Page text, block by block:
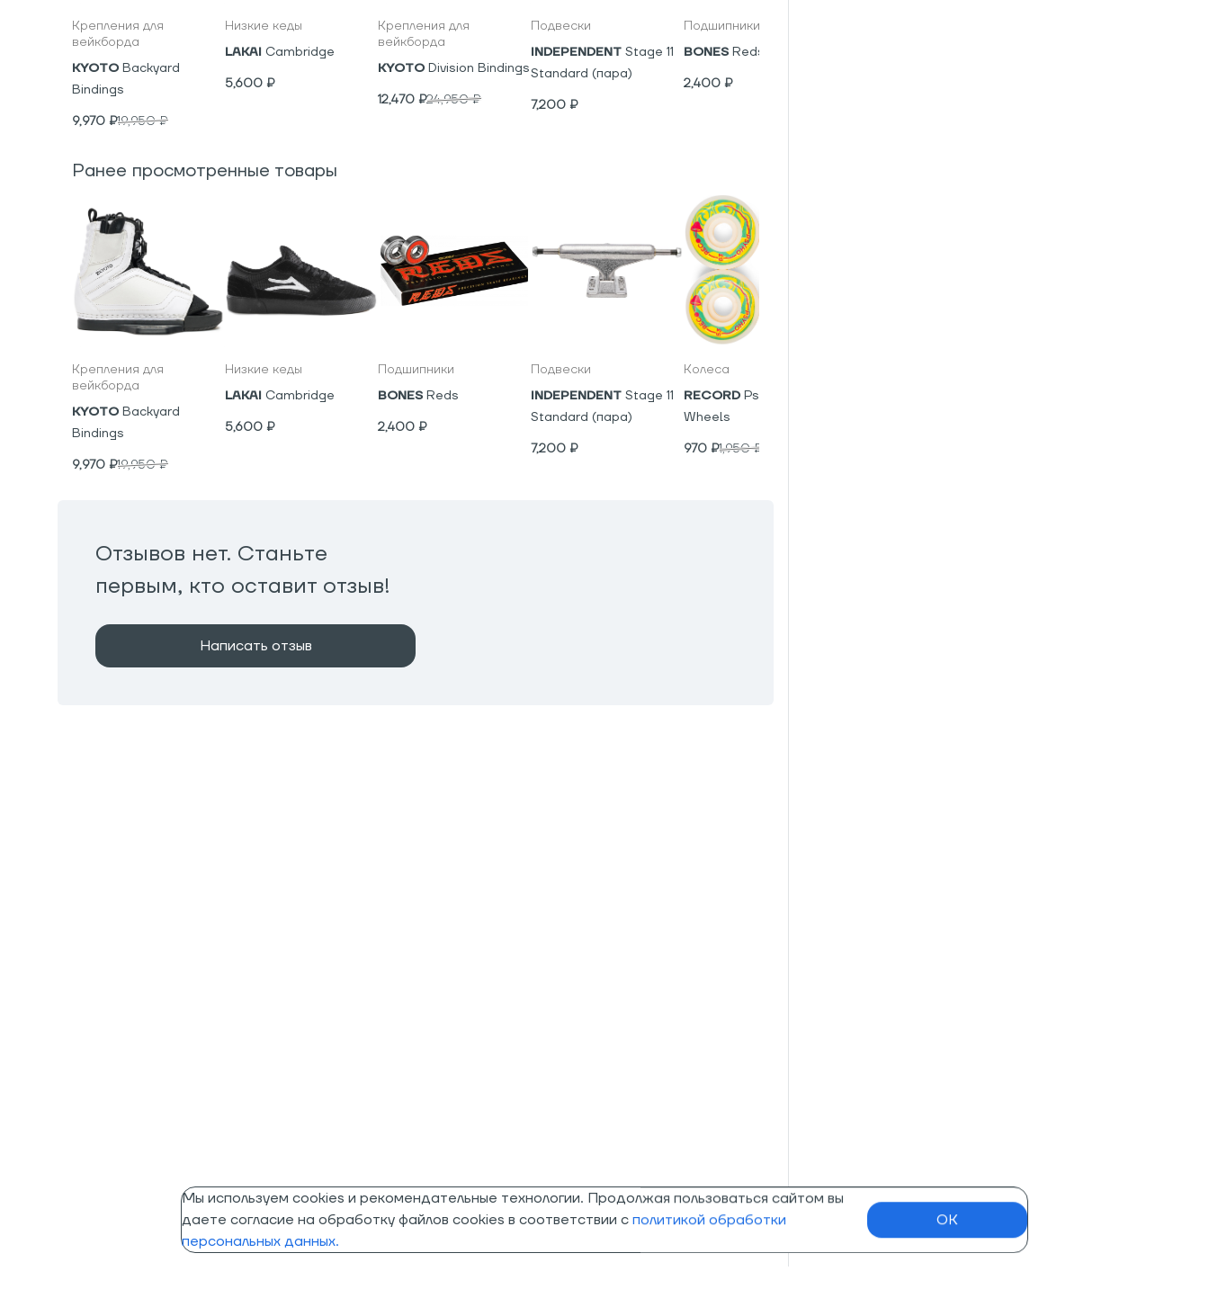
Крепления для
вейкборда
KYOTO Backyard
Bindings
9,970 ₽19,950₽
Низкие кеды
LAKAI Cambridge
5,600 ₽
Крепления для
вейкборда
KYOTO Division Bindings
12,470 ₽24,950₽
Подвески
INDEPENDENT Stage 11
Standard (пара)
7,200 ₽
Подшипники
BONES Reds
2,400 ₽
Ранее просмотренные товары
Крепления для
вейкборда
KYOTO Backyard
Bindings
9,970 ₽19,950₽
Низкие кеды
LAKAI Cambridge
5,600 ₽
Подшипники
BONES Reds
2,400 ₽
Подвески
INDEPENDENT Stage 11
Standard (пара)
7,200 ₽
Колеса
RECORD Psyho V5
Wheels
970 ₽1,950₽
Отзывов нет. Станьте
первым, кто оставит отзыв!
Написать отзыв
Мы используем cookies и рекомендательные технологии. Продолжая пользоваться сайтом вы
даете согласие на обработку файлов cookies в соответствии с политикой обработки
персональных данных.
OK